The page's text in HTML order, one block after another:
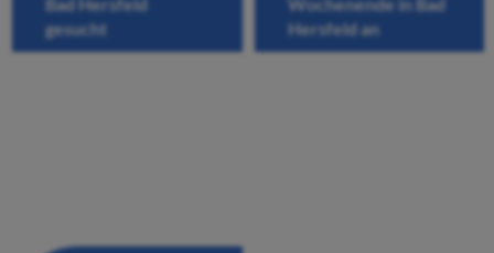
gesucht
Hersfeld an